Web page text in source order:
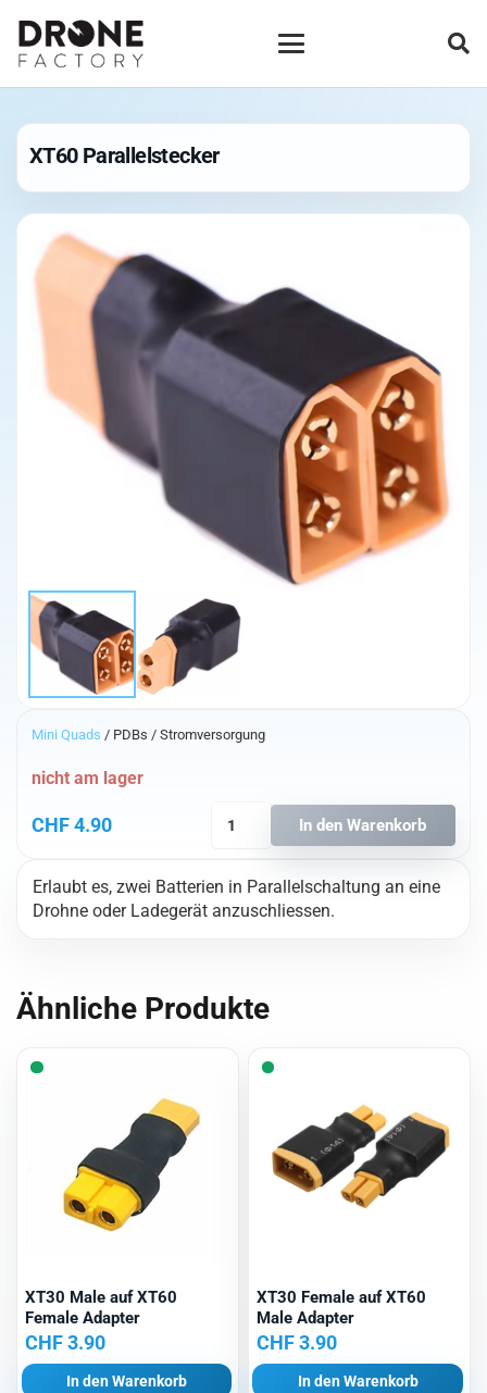
XT60 Parallelstecker
Mini Quads / PDBs / Stromversorgung
CHF4.90
nicht am lager
In den Warenkorb
Erlaubt es, zwei Batterien in Parallelschaltung an eine
Drohne oder Ladegerät anzuschliessen.
Ähnliche Produkte
XT30 Male auf XT60
Female Adapter
CHF3.90
In den Warenkorb
XT30 Female auf XT60
Male Adapter
CHF3.90
In den Warenkorb